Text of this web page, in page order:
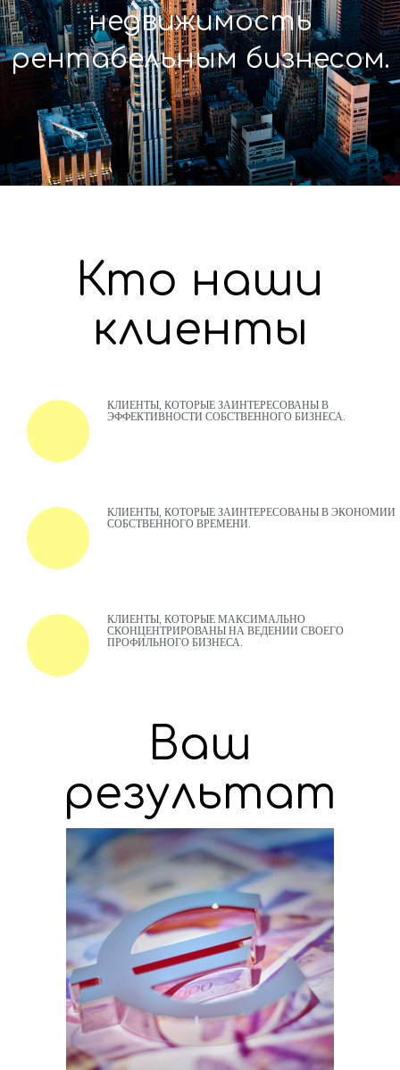
недвижимость
рентабельным бизнесом.
Кто наши
клиенты
КЛИЕНТЫ, КОТОРЫЕ ЗАИНТЕРЕСОВАНЫ В
ЭФФЕКТИВНОСТИ СОБСТВЕННОГО БИЗНЕСА.
КЛИЕНТЫ, КОТОРЫЕ ЗАИНТЕРЕСОВАНЫ В ЭКОНОМИИ
СОБСТВЕННОГО ВРЕМЕНИ.
КЛИЕНТЫ, КОТОРЫЕ МАКСИМАЛЬНО
СКОНЦЕНТРИРОВАНЫ НА ВЕДЕНИИ СВОЕГО
ПРОФИЛЬНОГО БИЗНЕСА.
Ваш
результат